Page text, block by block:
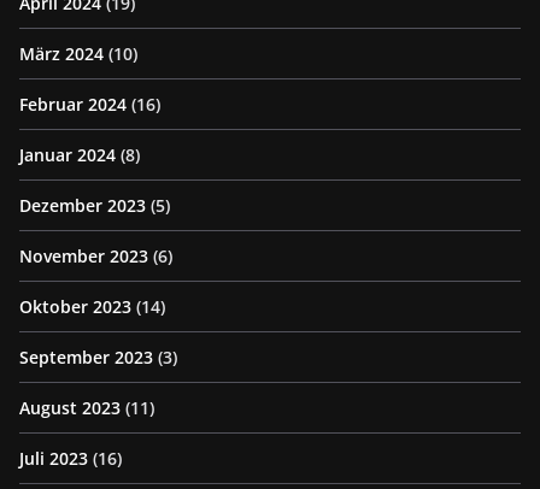
März 2024 (10)
Februar 2024 (16)
Januar 2024 (8)
Dezember 2023 (5)
November 2023 (6)
Oktober 2023 (14)
September 2023 (3)
August 2023 (11)
Juli 2023 (16)